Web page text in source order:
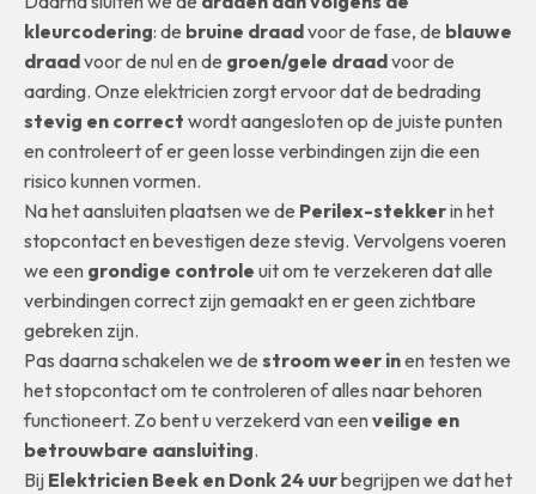
kleurcodering: de bruine draadvoor de fase, de blauwe
draadvoor de nul en de groen/gele draadvoor de
aarding. Onze elektricien zorgt ervoor dat de bedrading
stevig en correct wordt aangesloten op de juiste punten
en controleert of er geen losse verbindingen zijn die een
risico kunnen vormen.
Na het aansluiten plaatsen we de Perilex-stekkerin het
stopcontact en bevestigen deze stevig. Vervolgens voeren
we een grondige controle uit om te verzekeren dat alle
verbindingen correct zijn gemaakt en er geen zichtbare
gebreken zijn.
Pas daarna schakelen we de stroom weer inen testen we
het stopcontact om te controleren of alles naar behoren
functioneert. Zo bent u verzekerd van eenveilige en
betrouwbare aansluiting.
Bij Elektricien Beek en Donk 24 uurbegrijpen we dat het